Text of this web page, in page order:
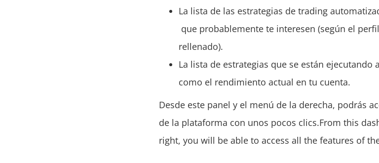
La lista de las estrategias de trading
que probablemente te interesen (según el
rellenado).
La lista de estrategias que se están ejecutando
como el rendimiento actual en tu cuenta.
Desde este panel y el menú de la derecha, podrás
de la plataforma con unos pocos clics.From this
right, you will be able to access all the features of